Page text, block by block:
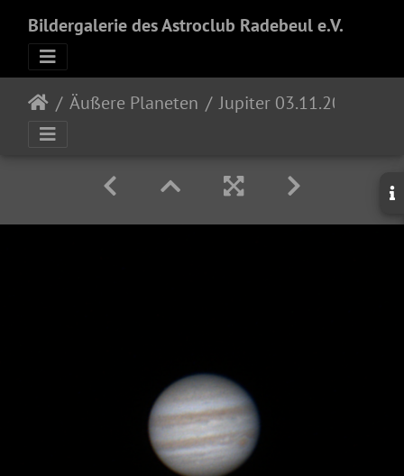
Bildergalerie des Astroclub Radebeul e.V.
Äußere Planeten Jupiter 03.11.2024